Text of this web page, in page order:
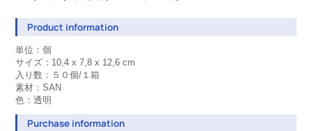
Product information
単位：個
サイズ： 10,4 x 7,8 x 12,6 cm
入り数：５０個/１箱
素材：SAN
色：透明
Purchase information